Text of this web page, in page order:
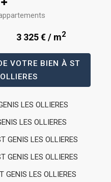
3 325 € / m2
VOTRE BIEN À ST
LES OLLIERES
LES OLLIERES
LES OLLIERES
LES OLLIERES
LES OLLIERES